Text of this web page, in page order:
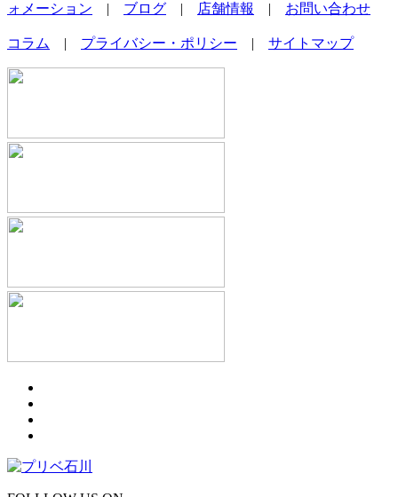
ォメーション | ブログ | 店舗情報 | お問い合わせ
コラム | プライバシー・ポリシー | サイトマップ